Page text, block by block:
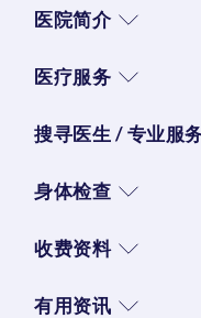
医院简介
医疗服务
搜寻医生 / 专业服
身体检查
收费资料
有用资讯